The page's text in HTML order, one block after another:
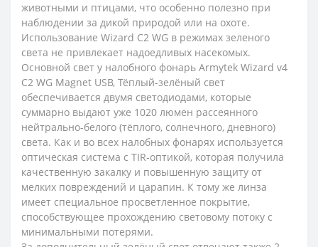
животными и птицами, что особенно полезно при
наблюдении за дикой природой или на охоте.
Использование Wizard C2 WG в режимах зеленого
света не привлекает надоедливых насекомых.
Основной свет у налобного фонарь Armytek Wizard v4
C2 WG Magnet USB, Тёплый-зелёный свет
обеспечивается двумя светодиодами, которые
суммарно выдают уже 1020 люмен рассеянного
нейтрально-белого (тёплого, солнечного, дневного)
света. Как и во всех налобных фонарях используется
оптическая система с TIR-оптикой, которая получила
качественную закалку и повышенную защиту от
мелких повреждений и царапин. К тому же линза
имеет специальное просветленное покрытие,
способствующее прохождению световому потоку с
минимальными потерями.